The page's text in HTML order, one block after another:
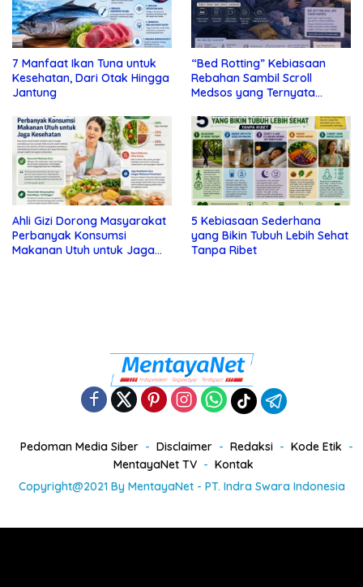
7 Manfaat Ikan Tuna untuk
Kesehatan, Dari Otak Hingga
Jantung
“Bed Rotting” Kebiasaan
Rebahan Sambil Scroll
Medsos yang Ternyata
Ahli Gizi Dorong Masyarakat
Perbanyak Konsumsi
Makanan Utuh untuk Jaga
5 Kebiasaan Sederhana
yang Bikin Tubuh Lebih Sehat
Tanpa Ribet
Pedoman Media Siber Disclaimer Redaksi
Kode Etik
MentayaNet TV
Kontak
Copyright@2021 By MentayaNet - PT. Indra Swara Indonesia